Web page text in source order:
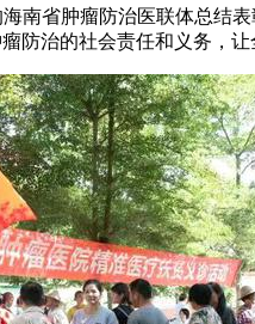
省肿瘤防治医联体总结表
防治的社会责任和义务，